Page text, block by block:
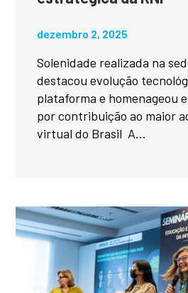
dezembro 2, 2025
Solenidade realizada na
destacou evolução
plataforma e homenageou
por contribuição ao maior
virtual do Brasil A...